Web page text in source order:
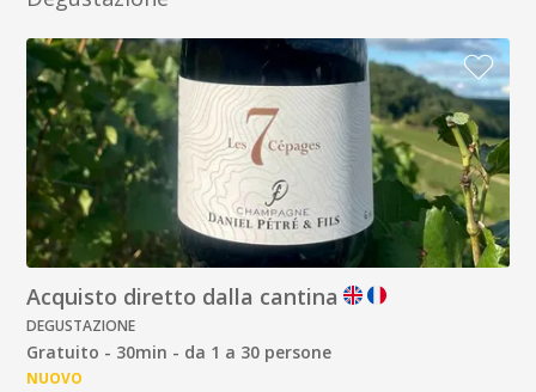
Acquisto diretto dalla cantina
DEGUSTAZIONE
Gratuito - 30min - da 1 a 30 persone
NUOVO